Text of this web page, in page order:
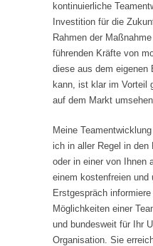
kontinuierliche
Investition für die
Rahmen der
führenden Kräfte von
diese aus dem eigenen
kann, ist klar im Vorteil
auf dem Markt
Meine
ich in aller Regel in den
oder in einer von Ihnen
einem kostenfreien und
Erstgespräch
Möglichkeiten einer
und bundesweit für Ihr
Organisation. Sie